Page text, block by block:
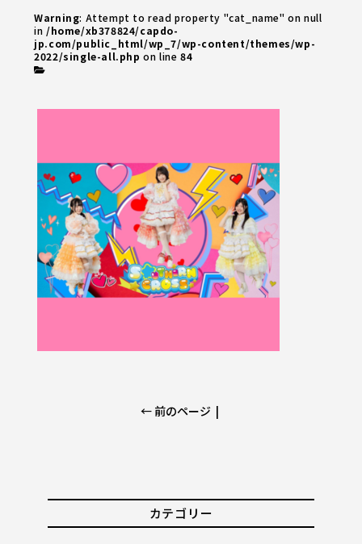
Warning: Attempt to read property "cat_name" on null
in/home/xb378824/capdo-
jp.com/public_html/wp_7/wp-content/themes/wp-
2022/single-all.php on line84
← 前のページ |
カテゴリー